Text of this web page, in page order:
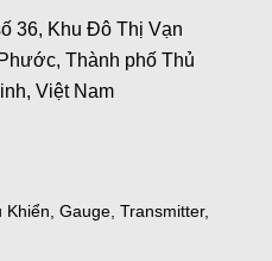
36, Khu Đô Thị Vạn
Thành phố Thủ
Việt Nam
Gauge, Transmitter,